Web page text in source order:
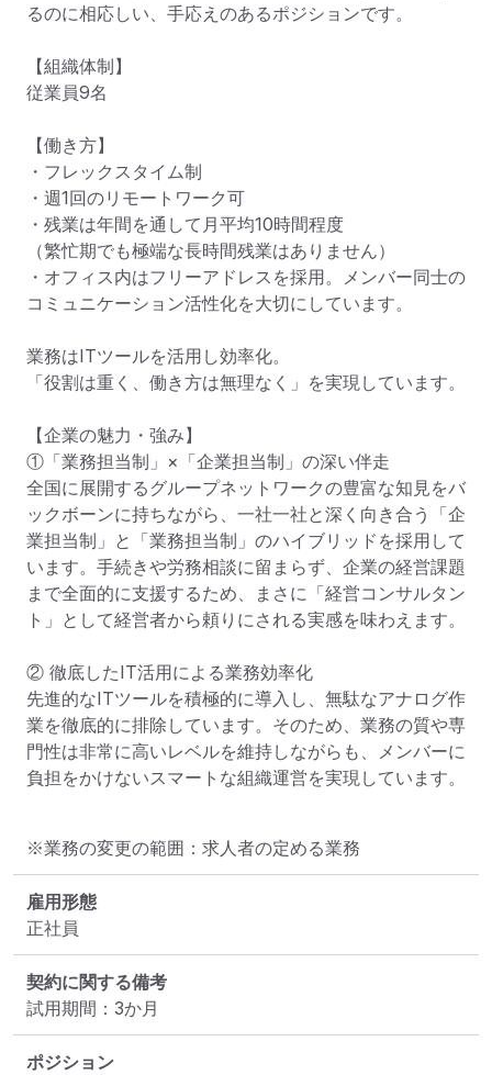
るのに相応しい、手応えのあるポジションです。
【組織体制】
従業員9名
【働き方】
・フレックスタイム制
・週1回のリモートワーク可
・残業は年間を通して月平均10時間程度
（繁忙期でも極端な長時間残業はありません）
・オフィス内はフリーアドレスを採用。メンバー同士の
コミュニケーション活性化を大切にしています。
業務はITツールを活用し効率化。
「役割は重く、働き方は無理なく」を実現しています。
【企業の魅力・強み】
①「業務担当制」×「企業担当制」の深い伴走
全国に展開するグループネットワークの豊富な知見をバ
ックボーンに持ちながら、一社一社と深く向き合う「企
業担当制」と「業務担当制」のハイブリッドを採用して
います。手続きや労務相談に留まらず、企業の経営課題
まで全面的に支援するため、まさに「経営コンサルタン
ト」として経営者から頼りにされる実感を味わえます。
② 徹底したIT活用による業務効率化
先進的なITツールを積極的に導入し、無駄なアナログ作
業を徹底的に排除しています。そのため、業務の質や専
門性は非常に高いレベルを維持しながらも、メンバーに
負担をかけないスマートな組織運営を実現しています。
※業務の変更の範囲：求人者の定める業務
雇用形態
正社員
契約に関する備考
試用期間：3か月
ポジション